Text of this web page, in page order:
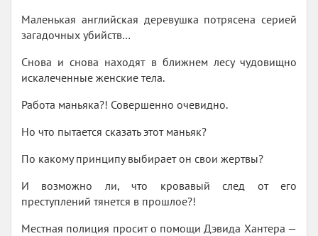
Маленькая английская деревушка потрясена серией
загадочных убийств…
Снова и снова находят в ближнем лесу чудовищно
искалеченные женские тела.
Работа маньяка?! Совершенно очевидно.
Но что пытается сказать этот маньяк?
По какому принципу выбирает он свои жертвы?
И возможно ли, что кровавый след от его
преступлений тянется в прошлое?!
Местная полиция просит о помощи Дэвида Хантера —